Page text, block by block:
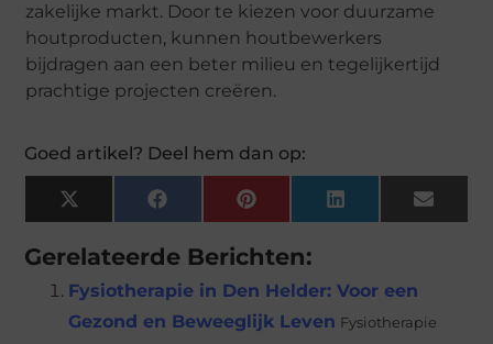
zakelijke markt. Door te kiezen voor duurzame
houtproducten, kunnen houtbewerkers
bijdragen aan een beter milieu en tegelijkertijd
prachtige projecten creëren.
Goed artikel? Deel hem dan op:
X
(Twitter)
FacebookPinterestLinkedInEmail
Gerelateerde Berichten:
Fysiotherapie in Den Helder: Voor een
Gezond en Beweeglijk Leven Fysiotherapie